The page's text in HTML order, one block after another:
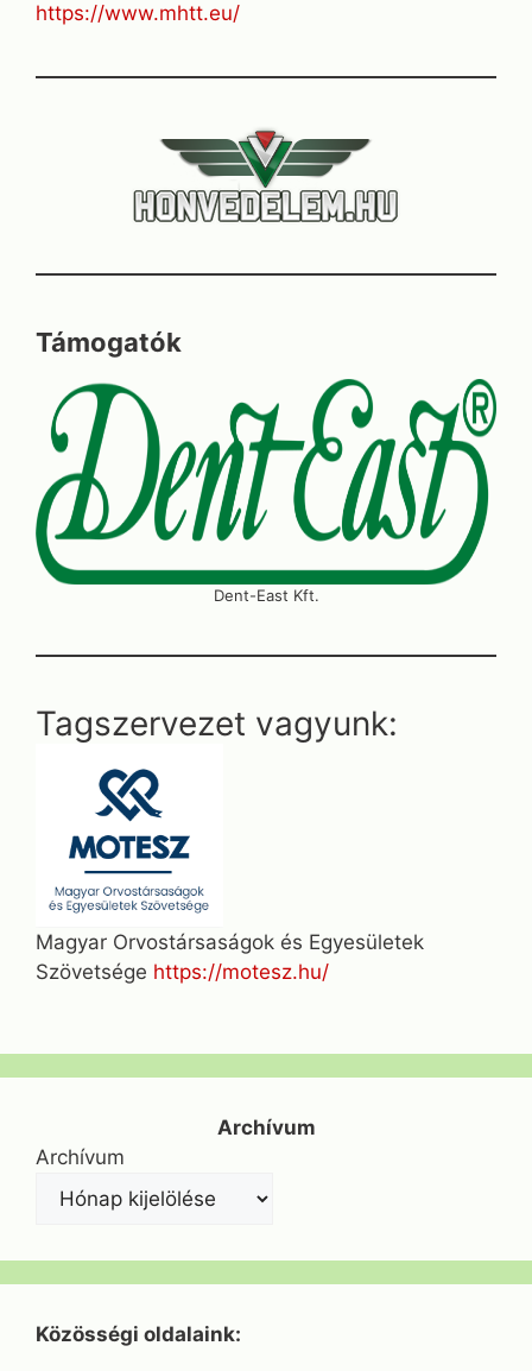
https://www.mhtt.eu/
Támogatók
Dent-East Kft.
Tagszervezet vagyunk:
Magyar Orvostársaságok és Egyesületek
Szövetsége https://motesz.hu/
Archívum
Archívum
Közösségi oldalaink: